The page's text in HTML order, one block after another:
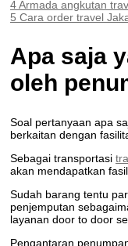
4Armada angkutan
5 Cara order travel
Apa saja
oleh
Soal pertanyaan apa
berkaitan dengan
Sebagai transportasi
akan mendapatkan
Sudah barang tentu
penjemputan
layanan door to door
Pengantaran